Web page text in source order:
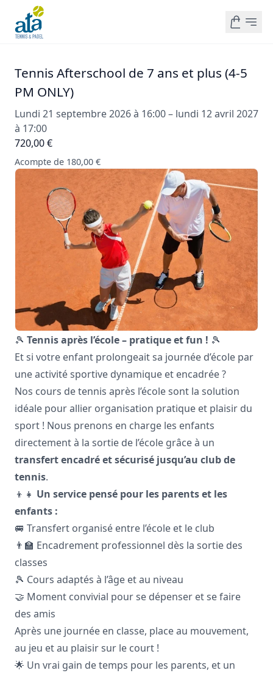
Tennis Afterschool de 7 ans et plus (4-5
PM ONLY)
Lundi 21 septembre 2026 à 16:00 – lundi 12 avril 2027
à 17:00
720,00 €
Acompte de 180,00 €
🎾 Tennis après l’école – pratique et fun ! 🎾
Et si votre enfant prolongeait sa journée d’école par
une activité sportive dynamique et encadrée ?
Nos cours de tennis après l’école sont la solution
idéale pour allier organisation pratique et plaisir du
sport ! Nous prenons en charge les enfants
directement à la sortie de l’école grâce à un
transfert encadré et sécurisé jusqu’au club de
tennis.
👦👧 Un service pensé pour les parents et les
enfants :
🚐 Transfert organisé entre l’école et le club
👨‍🏫 Encadrement professionnel dès la sortie des
classes
🎾 Cours adaptés à l’âge et au niveau
🤝 Moment convivial pour se dépenser et se faire
des amis
Après une journée en classe, place au mouvement,
au jeu et au plaisir sur le court !
🌟 Un vrai gain de temps pour les parents, et un